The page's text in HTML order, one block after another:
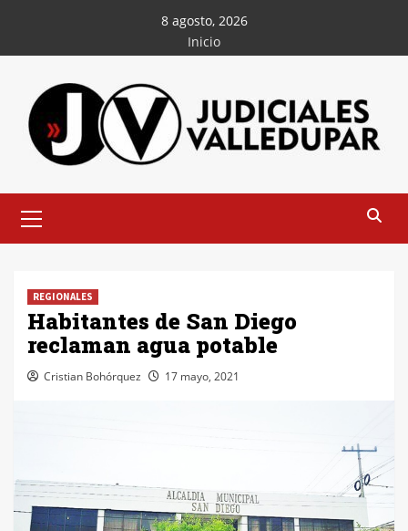
contenido
8 agosto, 2026
Inicio
principal
REGIONALES
Habitantes de San Diego
reclaman agua potable
Cristian Bohórquez 17 mayo, 2021